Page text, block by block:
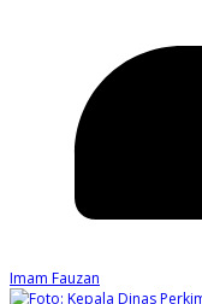
Imam Fauzan